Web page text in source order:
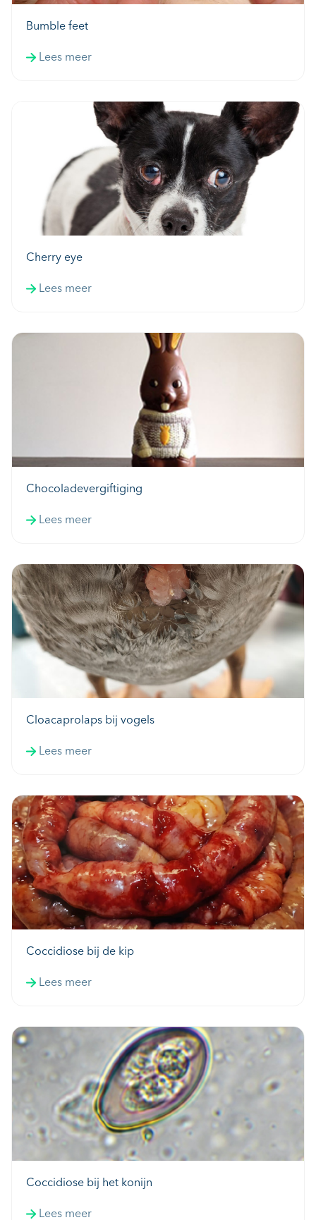
Bumble feet
Lees meer
Cherry eye
Lees meer
Chocoladevergiftiging
Lees meer
Cloacaprolaps bij vogels
Lees meer
Coccidiose bij de kip
Lees meer
Coccidiose bij het konijn
Lees meer